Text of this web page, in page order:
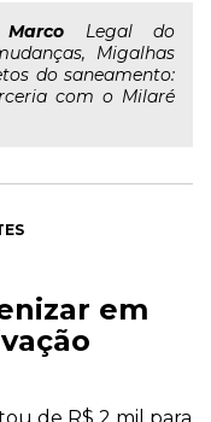
Marco Legal do
Migalhas
do saneamento:
com o Milaré
em